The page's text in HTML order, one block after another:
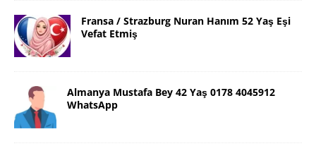
Fransa / Strazburg Nuran Hanım 52 Yaş Eşi
Vefat Etmiş
Almanya Mustafa Bey 42 Yaş 0178 4045912
WhatsApp